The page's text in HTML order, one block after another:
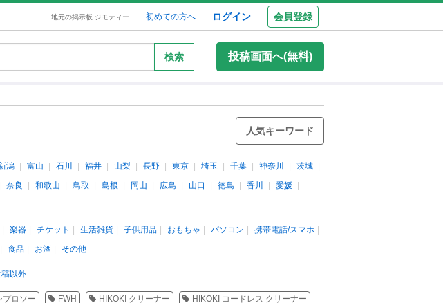
地元の掲示板 ジモティー 初めての方へ ログイン 会員登録
検索 投稿画面へ(無料)
人気キーワード
潟 富山 石川 福井 山梨 長野 東京 埼玉 千葉 神奈川
茨城
奈良 和歌山 鳥取 島根 岡山 広島 山口 徳島 香川
愛媛
楽器 チケット 生活雑貨 子供用品 おもちゃ パソコン
携帯電話/スマホ
食品 お酒 その他
以外
プロソー FWH HIKOKI クリーナー HIKOKI コードレス クリーナー